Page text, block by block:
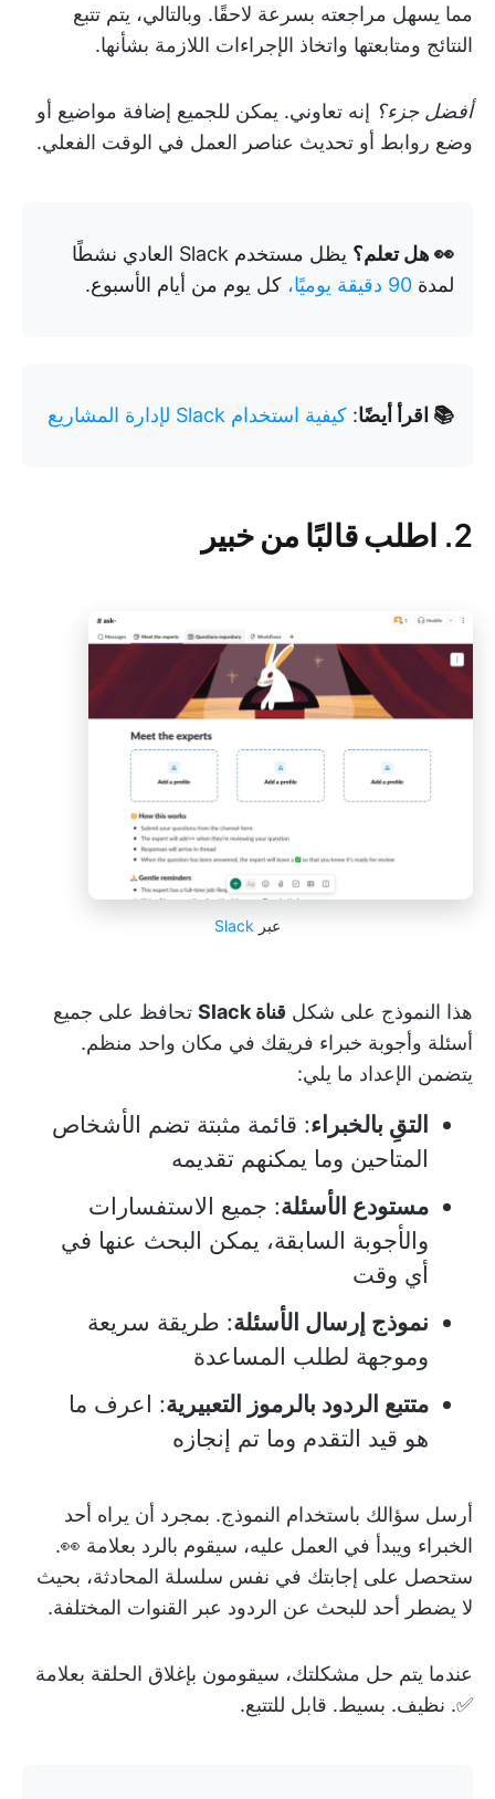
مما يسهل مراجعته بسرعة لاحقًا. وبالتالي، يتم تتبع
النتائج ومتابعتها واتخاذ الإجراءات اللازمة بشأنها.
أفضل جزء؟ إنه تعاوني. يمكن للجميع إضافة مواضيع أو
وضع روابط أو تحديث عناصر العمل في الوقت الفعلي.
👀 هل تعلم؟
يظل مستخدم Slack العادي نشطًا
لمدة 90 دقيقة يوميًا، كل يوم من أيام الأسبوع.
📚 اقرأ أيضًا: كيفية استخدام Slack لإدارة المشاريع
2. اطلب قالبًا من خبير
عبر Slack
هذا النموذج على شكل قناة Slack
تحافظ على جميع
أسئلة وأجوبة خبراء فريقك في مكان واحد منظم.
يتضمن الإعداد ما يلي:
التقِ بالخبراء: قائمة مثبتة تضم الأشخاص
المتاحين وما يمكنهم تقديمه
مستودع الأسئلة: جميع الاستفسارات
والأجوبة السابقة، يمكن البحث عنها في
أي وقت
نموذج إرسال الأسئلة: طريقة سريعة
وموجهة لطلب المساعدة
متتبع الردود بالرموز التعبيرية: اعرف ما
هو قيد التقدم وما تم إنجازه
أرسل سؤالك باستخدام النموذج. بمجرد أن يراه أحد
الخبراء ويبدأ في العمل عليه، سيقوم بالرد بعلامة 👀.
ستحصل على إجابتك في نفس سلسلة المحادثة، بحيث
لا يضطر أحد للبحث عن الردود عبر القنوات المختلفة.
عندما يتم حل مشكلتك، سيقومون بإغلاق الحلقة بعلامة
✅. نظيف. بسيط. قابل للتتبع.